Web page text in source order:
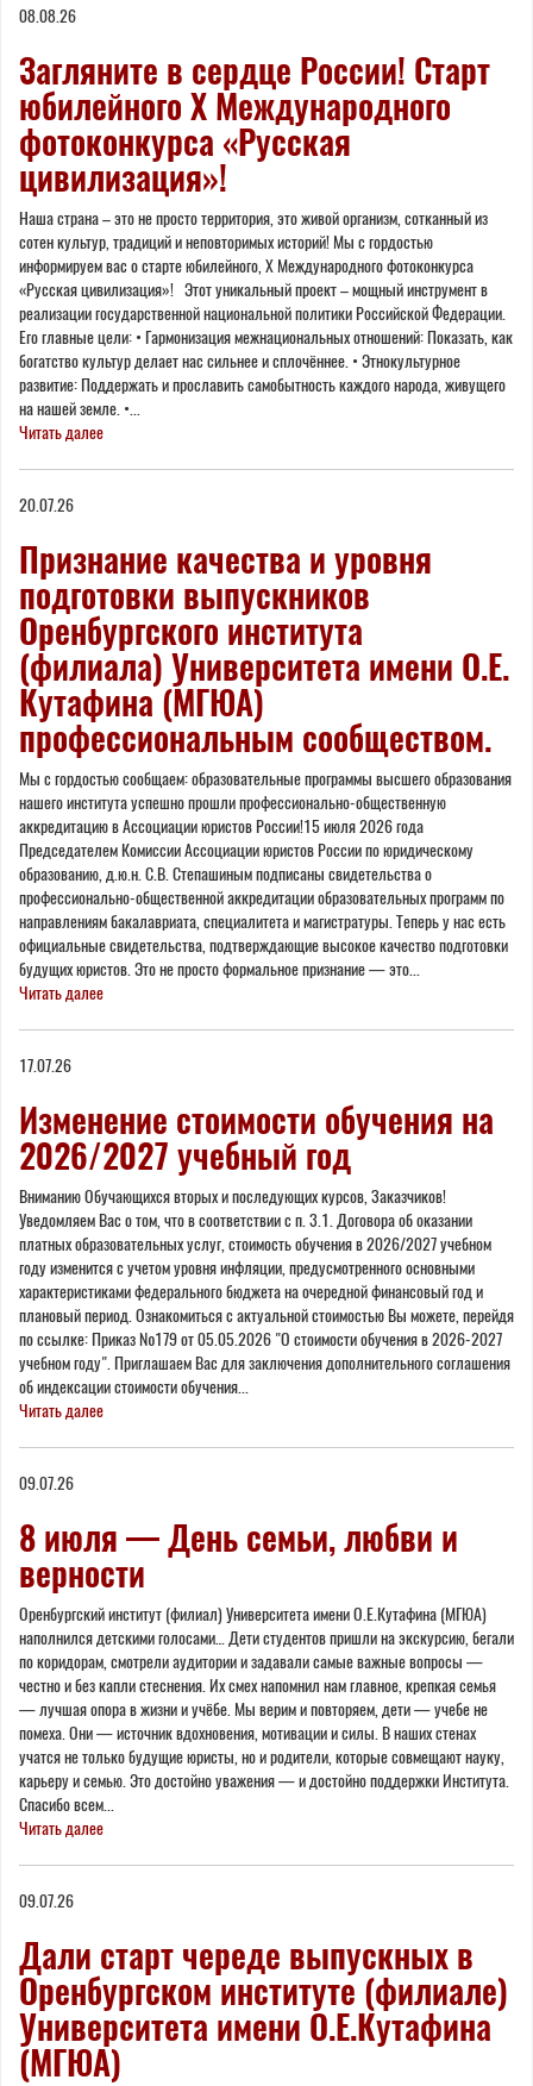
here
08.08.26
Загляните в сердце России! Старт
юбилейного X Международного
фотоконкурса «Русская
цивилизация»!
Наша страна – это не просто территория, это живой организм, сотканный из
сотен культур, традиций и неповторимых историй! Мы с гордостью
информируем вас о старте юбилейного, Х Международного фотоконкурса
«Русская цивилизация»! Этот уникальный проект – мощный инструмент в
реализации государственной национальной политики Российской Федерации.
Его главные цели: • Гармонизация межнациональных отношений: Показать, как
богатство культур делает нас сильнее и сплочённее. • Этнокультурное
развитие: Поддержать и прославить самобытность каждого народа, живущего
на нашей земле. •...
Читать далее
20.07.26
Признание качества и уровня
подготовки выпускников
Оренбургского института
(филиала) Университета имени О.Е.
Кутафина (МГЮА)
профессиональным сообществом.
Мы с гордостью сообщаем: образовательные программы высшего образования
нашего института успешно прошли профессионально-общественную
аккредитацию в Ассоциации юристов России!15 июля 2026 года
Председателем Комиссии Ассоциации юристов России по юридическому
образованию, д.ю.н. С.В. Степашиным подписаны свидетельства о
профессионально-общественной аккредитации образовательных программ по
направлениям бакалавриата, специалитета и магистратуры. Теперь у нас есть
официальные свидетельства, подтверждающие высокое качество подготовки
будущих юристов. Это не просто формальное признание — это...
Читать далее
17.07.26
Изменение стоимости обучения на
2026/2027 учебный год
Вниманию Обучающихся вторых и последующих курсов, Заказчиков!
Уведомляем Вас о том, что в соответствии с п. 3.1. Договора об оказании
платных образовательных услуг, стоимость обучения в 2026/2027 учебном
году изменится с учетом уровня инфляции, предусмотренного основными
характеристиками федерального бюджета на очередной финансовый год и
плановый период. Ознакомиться с актуальной стоимостью Вы можете, перейдя
по ссылке: Приказ №179 от 05.05.2026 "О стоимости обучения в 2026-2027
учебном году". Приглашаем Вас для заключения дополнительного соглашения
об индексации стоимости обучения...
Читать далее
09.07.26
8 июля — День семьи, любви и
верности
Оренбургский институт (филиал) Университета имени О.Е.Кутафина (МГЮА)
наполнился детскими голосами… Дети студентов пришли на экскурсию, бегали
по коридорам, смотрели аудитории и задавали самые важные вопросы —
честно и без капли стеснения. Их смех напомнил нам главное, крепкая семья
— лучшая опора в жизни и учёбе. Мы верим и повторяем, дети — учебе не
помеха. Они — источник вдохновения, мотивации и силы. В наших стенах
учатся не только будущие юристы, но и родители, которые совмещают науку,
карьеру и семью. Это достойно уважения — и достойно поддержки Института.
Спасибо всем...
Читать далее
09.07.26
Дали старт череде выпускных в
Оренбургском институте (филиале)
Университета имени О.Е.Кутафина
(МГЮА)